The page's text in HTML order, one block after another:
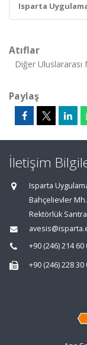
Isparta
Atıflar
Diğer Uluslararası
Paylaş
İletişim
Isparta
Bahçelievler Mh.
Rektörlük
+90 (246) 214 60
+90 (246) 228 30